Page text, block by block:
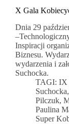
X Gala
Dnia 29
Inspiracji
Biznesu.
wydarzenia i
Suchocka.
TAGI: IX
Suchocka,
Pilczuk,
Paulina
Super